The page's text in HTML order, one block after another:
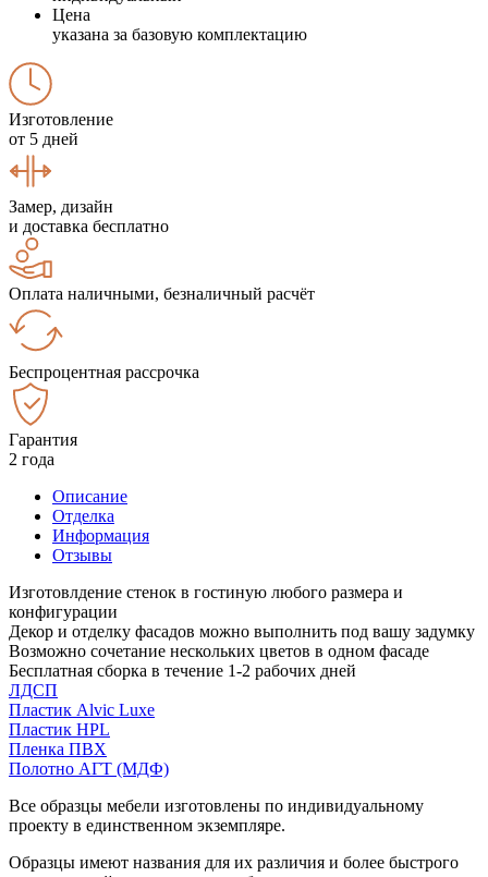
Цена
указана за базовую комплектацию
Изготовление
от 5 дней
Замер, дизайн
и доставка бесплатно
Оплата наличными, безналичный расчёт
Беспроцентная рассрочка
Гарантия
2 года
Описание
Отделка
Информация
Отзывы
Изготовлдение стенок в гостиную любого размера и
конфигурации
Декор и отделку фасадов можно выполнить под вашу задумку
Возможно сочетание нескольких цветов в одном фасаде
Бесплатная сборка в течение 1-2 рабочих дней
ЛДСП
Пластик Alvic Luxe
Пластик HPL
Пленка ПВХ
Полотно АГТ (МДФ)
Все образцы мебели изготовлены по индивидуальному
проекту в единственном экземпляре.
Образцы имеют названия для их различия и более быстрого